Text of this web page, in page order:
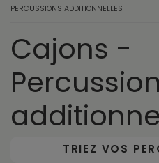
PERCUSSIONS ADDITIONNELLES
Cajons -
TRIEZ VOS